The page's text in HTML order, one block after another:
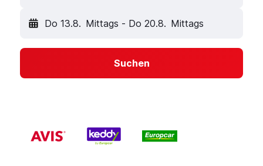
Do 13.8. Mittags - Do 20.8. Mittags
Suchen